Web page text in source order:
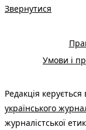
Звернутися
Умови і
Редакція керується
українського
журналістської